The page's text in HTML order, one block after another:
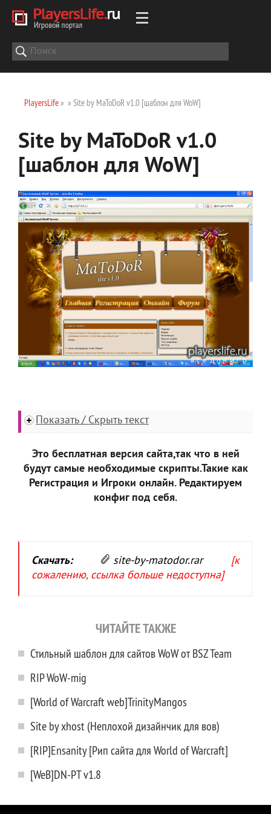
PlayersLife» » Site by MaToDoR v1.0 [шаблон для WoW]
Site by MaToDoR v1.0
[шаблон для WoW]
Показать / Скрыть текст
Это бесплатная версия сайта,так что в ней
будут самые необходимые скрипты.Такие как
Регистрация и Игроки онлайн. Редактируем
конфиг под себя.
Скачать: site-by-matodor.rar [к
сожалению, ссылка больше недоступна]
ЧИТАЙТЕ ТАКЖЕ
Стильный шаблон для сайтов WoW от BSZ Team
RIP WoW-mig
[World of Warcraft web]TrinityMangos
Site by xhost (Неплохой дизайнчик для вов)
[RIP]Ensanity [Рип сайта для World of Warcraft]
[WeB]DN-PT v1.8